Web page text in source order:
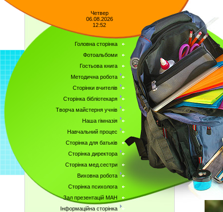
Четвер
06.08.2026
12:52
Головна сторінка
Фотоальбоми
Гостьова книга
Методична робота
Сторінки вчителів
Сторінка бібліотекаря
Творча майстерня учнів
Наша гімназія
Навчальний процес
Сторінка для батьків
Сторінка директора
Сторінка мед.сестри
Виховна робота
Сторінка психолога
Зал презентацій МАН
Інформаційна сторінка